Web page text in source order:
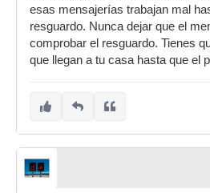
esas mensajerías trabajan mal
resguardo. Nunca dejar que el
comprobar el resguardo. Tienes
que llegan a tu casa hasta que el